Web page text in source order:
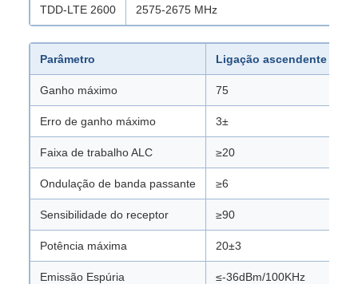
TDD-LTE 2600 2575-2675 MHz
Parâmetro Ligação ascendente
Ganho máximo 75
Erro de ganho máximo 3±
Faixa de trabalho ALC ≥20
Ondulação de banda passante ≥6
Sensibilidade do receptor ≥90
Potência máxima 20±3
Emissão Espúria ≤-36dBm/100KHz